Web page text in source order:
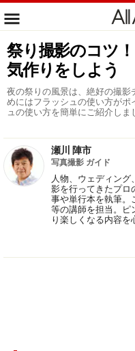
祭り撮影のコツ
気作りをしよう
夜の祭りの風景は、絶好の撮
めにはフラッシュの使い方が
ュの使い方を簡単にご紹介しま
瀬川 陣市
写真撮影 ガイド
人物、ウェディン
影を行ってきたプロ
事や単行本を執筆。
等の講師を担当。ピ
り楽しくなる内容を